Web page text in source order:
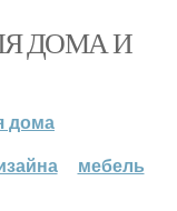
ДОМА И
дома
мебель